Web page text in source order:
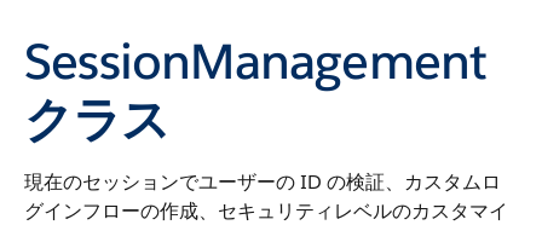
SessionManagement
クラス
現在のセッションでユーザーの ID の検証、カスタムロ
グインフローの作成、セキュリティレベルのカスタマイ